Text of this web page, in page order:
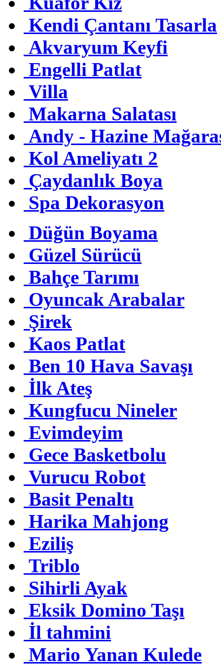
Kendi Çantanı Tasarla
Akvaryum Keyfi
Engelli Patlat
Villa
Makarna Salatası
Andy - Hazine
Kol Ameliyatı 2
Çaydanlık Boya
Spa Dekorasyon
Düğün Boyama
Güzel Sürücü
Bahçe Tarımı
Oyuncak Arabalar
Şirek
Kaos Patlat
Ben 10 Hava Savaşı
İlk Ateş
Kungfucu Nineler
Evimdeyim
Gece Basketbolu
Vurucu Robot
Basit Penaltı
Harika Mahjong
Eziliş
Triblo
Sihirli Ayak
Eksik Domino Taşı
İl tahmini
Mario Yanan Kulede